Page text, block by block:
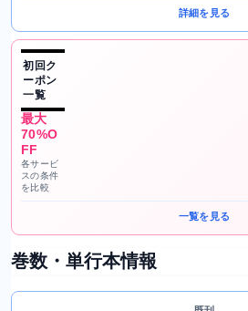
詳細を見る
初回ク
ーポン
一覧
最大
70%O
FF
各サービ
スの条件
を比較
一覧を見る
巻数・単行本情報